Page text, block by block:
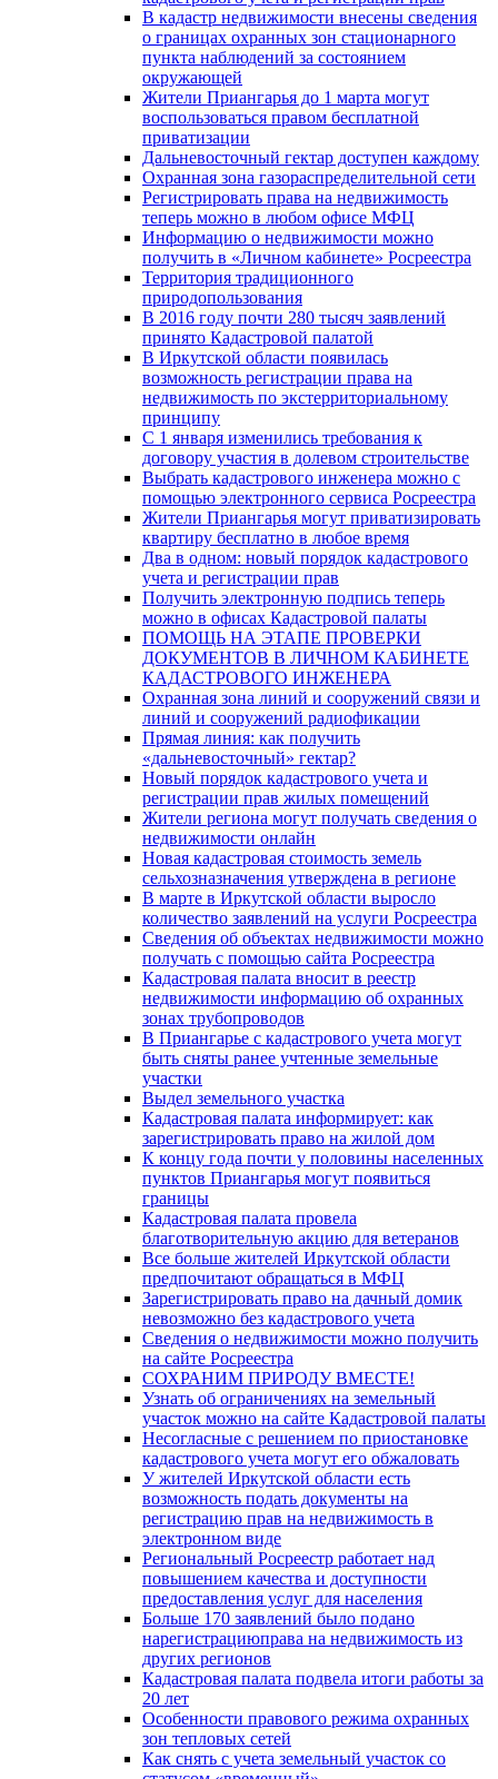
В кадастр недвижимости внесены сведения
о границах охранных зон стационарного
пункта наблюдений за состоянием
окружающей
Жители Приангарья до 1 марта могут
воспользоваться правом бесплатной
приватизации
Дальневосточный гектар доступен каждому
Охранная зона газораспределительной сети
Регистрировать права на недвижимость
теперь можно в любом офисе МФЦ
Информацию о недвижимости можно
получить в «Личном кабинете» Росреестра
Территория традиционного
природопользования
В 2016 году почти 280 тысяч заявлений
принято Кадастровой палатой
В Иркутской области появилась
возможность регистрации права на
недвижимость по экстерриториальному
принципу
C 1 января изменились требования к
договору участия в долевом строительстве
Выбрать кадастрового инженера можно с
помощью электронного сервиса Росреестра
Жители Приангарья могут приватизировать
квартиру бесплатно в любое время
Два в одном: новый порядок кадастрового
учета и регистрации прав
Получить электронную подпись теперь
можно в офисах Кадастровой палаты
ПОМОЩЬ НА ЭТАПЕ ПРОВЕРКИ
ДОКУМЕНТОВ В ЛИЧНОМ КАБИНЕТЕ
КАДАСТРОВОГО ИНЖЕНЕРА
Охранная зона линий и сооружений связи и
линий и сооружений радиофикации
Прямая линия: как получить
«дальневосточный» гектар?
Новый порядок кадастрового учета и
регистрации прав жилых помещений
Жители региона могут получать сведения о
недвижимости онлайн
Новая кадастровая стоимость земель
сельхозназначения утверждена в регионе
В марте в Иркутской области выросло
количество заявлений на услуги Росреестра
Сведения об объектах недвижимости можно
получать с помощью сайта Росреестра
Кадастровая палата вносит в реестр
недвижимости информацию об охранных
зонах трубопроводов
В Приангарье с кадастрового учета могут
быть сняты ранее учтенные земельные
участки
Выдел земельного участка
Кадастровая палата информирует: как
зарегистрировать право на жилой дом
К концу года почти у половины населенных
пунктов Приангарья могут появиться
границы
Кадастровая палата провела
благотворительную акцию для ветеранов
Все больше жителей Иркутской области
предпочитают обращаться в МФЦ
Зарегистрировать право на дачный домик
невозможно без кадастрового учета
Сведения о недвижимости можно получить
на сайте Росреестра
СОХРАНИМ ПРИРОДУ ВМЕСТЕ!
Узнать об ограничениях на земельный
участок можно на сайте Кадастровой палаты
Несогласные с решением по приостановке
кадастрового учета могут его обжаловать
У жителей Иркутской области есть
возможность подать документы на
регистрацию прав на недвижимость в
электронном виде
Региональный Росреестр работает над
повышением качества и доступности
предоставления услуг для населения
Больше 170 заявлений было подано
нарегистрациюправа на недвижимость из
других регионов
Кадастровая палата подвела итоги работы за
20 лет
Особенности правового режима охранных
зон тепловых сетей
Как снять с учета земельный участок со